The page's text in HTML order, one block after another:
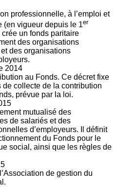
professionnelle, à l’emploi et
(en vigueur depuis le 1er
un fonds paritaire
des organisations
des organisations
2014
au Fonds. Ce décret fixe
de collecte de la contribution
prévue par la loi.
mutualisé des
de salariés et des
d’employeurs. Il définit
du Fonds pour le
social, ainsi que les règles de
de gestion du